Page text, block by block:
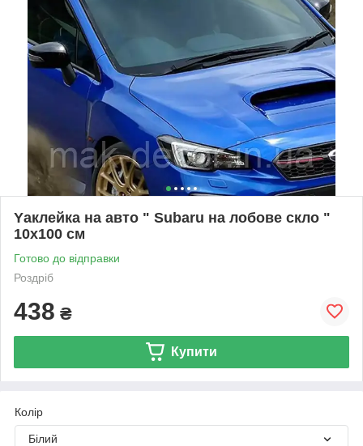
Yаклейка на авто " Subaru на лобове скло "
10х100 см
Готово до відправки
Роздріб
438 ₴
Купити
Колір
Білий